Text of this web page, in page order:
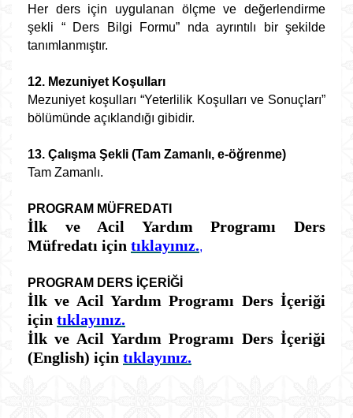
Her ders için uygulanan ölçme ve değerlendirme
şekli “ Ders Bilgi Formu” nda ayrıntılı bir şekilde
tanımlanmıştır.
12. Mezuniyet Koşulları
Mezuniyet koşulları “Yeterlilik Koşulları ve Sonuçları”
bölümünde açıklandığı gibidir.
13. Çalışma Şekli (Tam Zamanlı, e-öğrenme)
Tam Zamanlı.
PROGRAM MÜFREDATI
İlk ve Acil Yardım Programı Ders
Müfredatı için tıklayınız.,
PROGRAM DERS İÇERİĞİ
İlk ve Acil Yardım Programı Ders İçeriği
için tıklayınız.
İlk ve Acil Yardım Programı Ders İçeriği
(English) için tıklayınız.